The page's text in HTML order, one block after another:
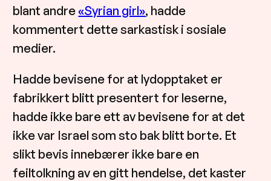
blant andre«Syrian girl», hadde
kommentert dette sarkastisk i sosiale
medier.
Hadde bevisene for at lydopptaket er
fabrikkert blitt presentert for leserne,
hadde ikke bare ett av bevisene for at det
ikke var Israel som sto bak blitt borte. Et
slikt bevis innebærer ikke bare en
feiltolkning av en gitt hendelse, det kaster